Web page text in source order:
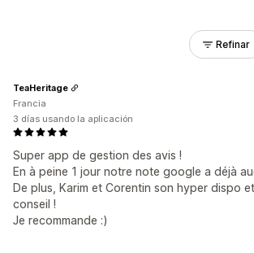
Refinar
Super app de gestion des avis !
En à peine 1 jour notre note google a déjà
De plus, Karim et Corentin son hyper dispo
conseil !
Je recommande :)
TeaHeritage
Francia
3 días usando la aplicación